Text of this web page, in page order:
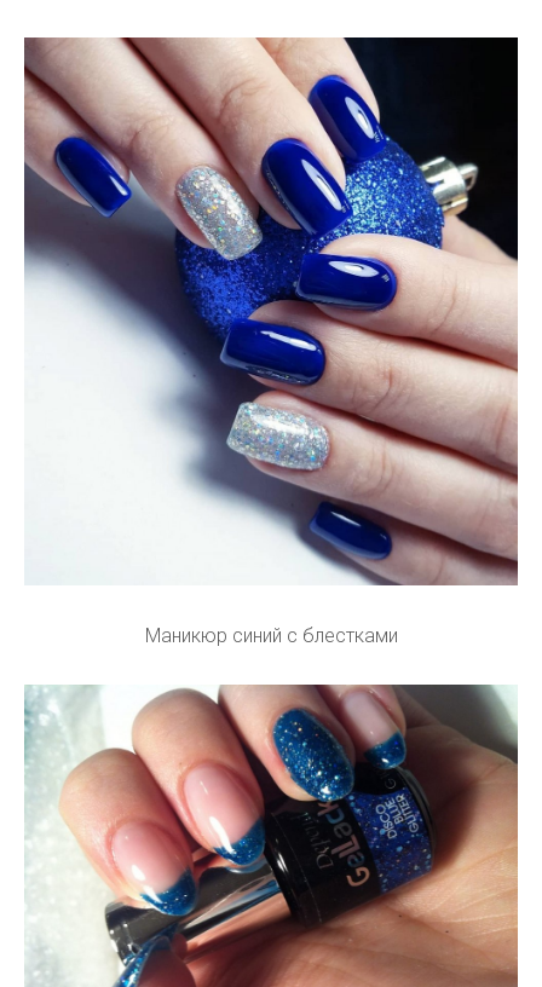
Маникюр синий с блестками